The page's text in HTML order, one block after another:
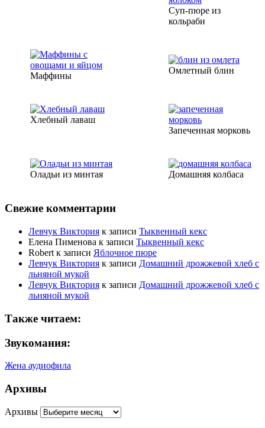
Суп-пюре из
кольраби
Маффины
Омлетный блин
Хлебный лаваш
Запеченная морковь
Оладьи из минтая Домашняя колбаса
Свежие комментарии
Левчук Виктория к записи Тыквенный кекс
Елена Пименова к записи Тыквенный кекс
Robert к записи Яблочное пюре
Левчук Виктория к записи Домашний дрожжевой хлеб с
льняной мукой
Левчук Виктория к записи Домашний дрожжевой хлеб с
льняной мукой
Также читаем:
Звукомания:
Жена аудиофила
Архивы
Архивы